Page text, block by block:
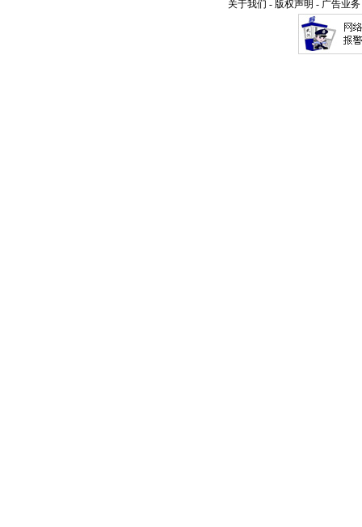
关于我们 - 版权声明 - 广告业务